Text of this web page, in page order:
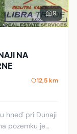
9
NA
12,5 km
hneď pri Dunaji